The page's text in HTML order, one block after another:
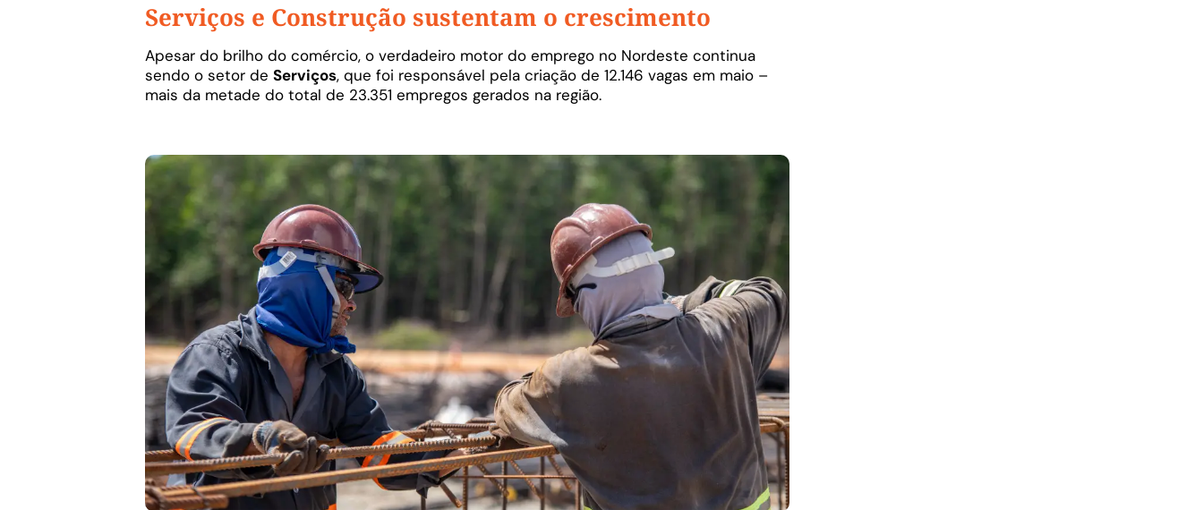
Serviços e Construção sustentam o crescimento
Apesar do brilho do comércio, o verdadeiro motor do emprego no Nordeste continua
sendo o setor de Serviços, que foi responsável pela criação de 12.146 vagas em maio –
mais da metade do total de 23.351 empregos gerados na região.